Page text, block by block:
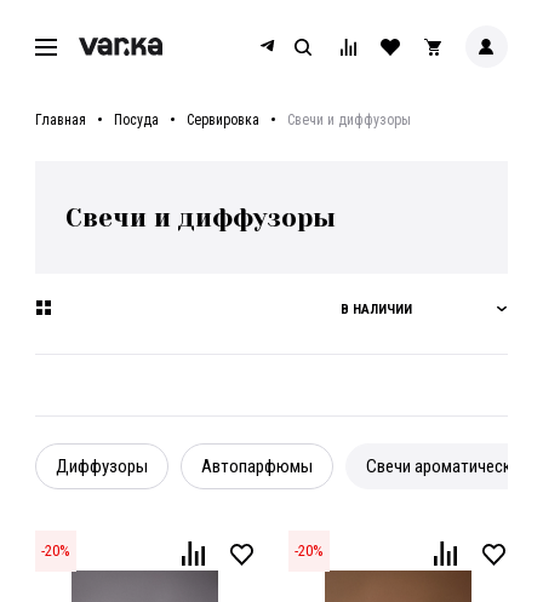
Главная Посуда Сервировка Свечи и диффузоры
Свечи и диффузоры
В НАЛИЧИИ
Диффузоры Автопарфюмы Свечи ароматические
-20% -20%